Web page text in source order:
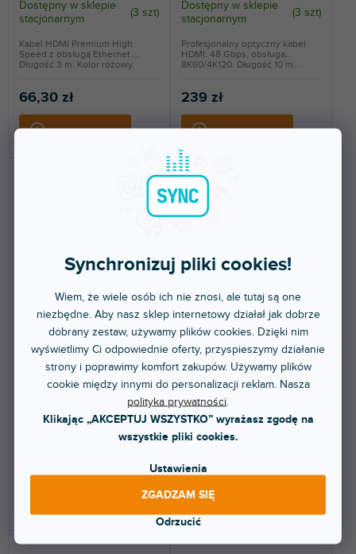
Synchronizuj pliki cookies!
Wiem, że wiele osób ich nie znosi, ale tutaj są one
niezbędne. Aby nasz sklep internetowy działał jak dobrze
dobrany zestaw, używamy plików cookies. Dzięki nim
wyświetlimy Ci odpowiednie oferty, przyspieszymy działanie
strony i poprawimy komfort zakupów. Używamy plików
cookie między innymi do personalizacji reklam. Nasza
polityka prywatności
Klikając „AKCEPTUJ WSZYSTKO” wyrażasz zgodę na
wszystkie pliki cookies.
Ustawienia
Odrzucić
ZGADZAM SIĘ
Dostępny w sklepie
stacjonarnym
(3 szt)
66,30 zł
Kabel HDMI Premium High
Speed z obsługą Ethernet.
Długość 3 m. Kolor różowy.
Dostępny w sklepie
stacjonarnym
(3 szt)
239 zł
Profesjonalny optyczny kabel
HDMI. 48 Gbps, obsługa
8K60/4K120. Długość 10 m....
Furutech HDMI H1-4 1,2 m
Dostępny w sklepie
stacjonarnym
(2 szt)
Wysokiej jakości kabel HDMI.
Długość: 1,2 m.
HD218K-5M
Dostępny w sklepie
stacjonarnym
(2 szt
80,30 zł
Wysokiej jakości kabel HDMI 2.1
obsługujący kodeki HDR, eARC i
HDCP 2.2,...